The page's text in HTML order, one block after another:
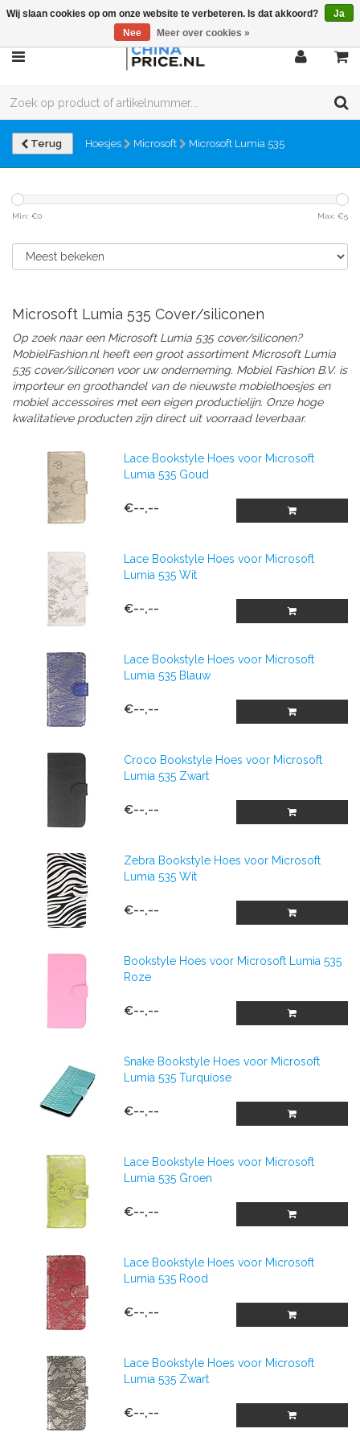
Terug Hoesjes Microsoft Microsoft Lumia 535
Min: €0 Max: €5
Microsoft Lumia 535 Cover/siliconen
Op zoek naar een Microsoft Lumia 535 cover/siliconen?
MobielFashion.nl heeft een groot assortiment Microsoft Lumia
535cover/siliconenvoor uw onderneming. Mobiel Fashion B.V. is
importeur en groothandel van de nieuwste mobielhoesjes en
mobiel accessoires met een eigen productielijn. Onze hoge
kwalitatieve producten zijn direct uit voorraad leverbaar.
Lace Bookstyle Hoes voor Microsoft
Lumia 535 Goud
€--,--
Lace Bookstyle Hoes voor Microsoft
Lumia 535 Wit
€--,--
Lace Bookstyle Hoes voor Microsoft
Lumia 535 Blauw
€--,--
Croco Bookstyle Hoes voor Microsoft
Lumia 535 Zwart
€--,--
Zebra Bookstyle Hoes voor Microsoft
Lumia 535 Wit
€--,--
Bookstyle Hoes voor Microsoft Lumia 535
Roze
€--,--
Snake Bookstyle Hoes voor Microsoft
Lumia 535 Turquiose
€--,--
Lace Bookstyle Hoes voor Microsoft
Lumia 535 Groen
€--,--
Lace Bookstyle Hoes voor Microsoft
Lumia 535 Rood
€--,--
Lace Bookstyle Hoes voor Microsoft
Lumia 535 Zwart
€--,--
Wij slaan cookies op om onze website te verbeteren. Is dat akkoord?
Ja
Nee
Meer over cookies »